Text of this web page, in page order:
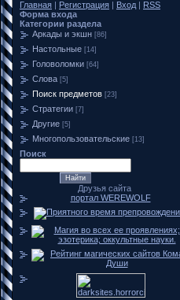
Главная | Регистрация | Вход | RSS
Форма входа
Категории раздела
Аркады и экшн [86]
Настольные [14]
Головоломки [64]
Слова [5]
Поиск предметов [23]
Стратегии [7]
Другие [5]
Многопользовательские [13]
Поиск
Друзья сайта
портал WEREWOLF